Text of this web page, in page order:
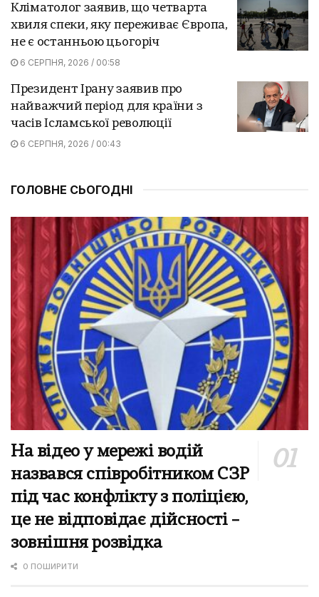
Кліматолог заявив, що четварта
хвиля спеки, яку переживає Європа,
не є останньою цьогоріч
6 СЕРПНЯ, 2026 / 00:58
Президент Ірану заявив про
найважчий період для країни з
часів Ісламської революції
6 СЕРПНЯ, 2026 / 00:43
ГОЛОВНЕ СЬОГОДНІ
На відео у мережі водій
назвався співробітником СЗР
під час конфлікту з поліцією,
це не відповідає дійсності –
зовнішня розвідка
0 ПОШИРИТИ